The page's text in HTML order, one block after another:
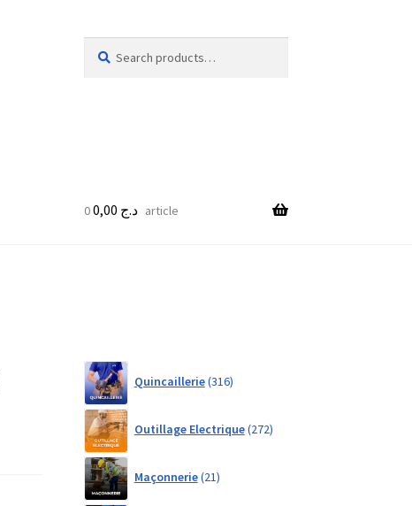
for:
د.ج 0 article
Quincaillerie 316products
Outillage Electrique 272products
Maçonnerie 21products